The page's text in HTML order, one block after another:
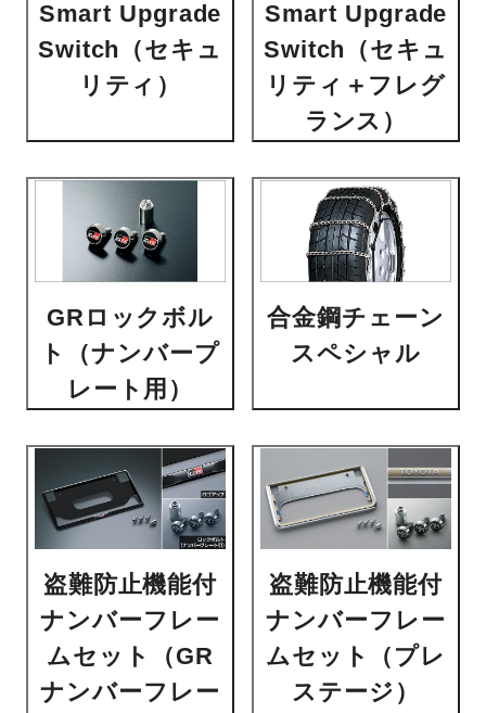
Smart Upgrade
Switch（セキュ
リティ）
Smart Upgrade
Switch（セキュ
リティ＋フレグ
ランス）
GRロックボル
ト（ナンバープ
レート用）
合金鋼チェーン
スペシャル
盗難防止機能付
ナンバーフレー
ムセット（GR
ナンバーフレー
盗難防止機能付
ナンバーフレー
ムセット（プレ
ステージ）